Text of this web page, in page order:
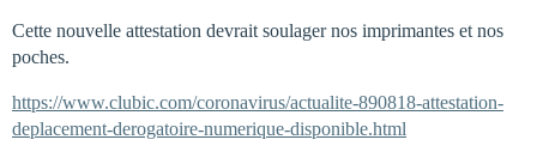
Cette nouvelle attestation devrait soulager nos imprimantes et nos
poches.
https://www.clubic.com/coronavirus/actualite-890818-attestation-
deplacement-derogatoire-numerique-disponible.html